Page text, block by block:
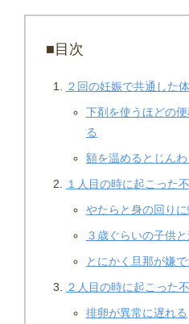
■目次
２回の妊娠で共通した
下剤を使うほどの
る
額を温めるとじん
１人目の時に起こった
やたらと身の回り
３歳ぐらいの子供
とにかく旦那が嫌
２人目の時に起こった
排卵が異常に遅れる